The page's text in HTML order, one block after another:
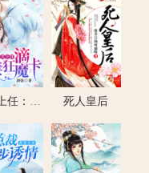
新夫上任：滴，护妻狂魔卡 死人皇后